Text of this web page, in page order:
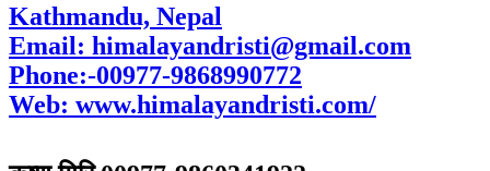
Kathmandu, Nepal
Email: himalayandristi@gmail.com
Phone:-00977-9868990772
Web: www.himalayandristi.com/